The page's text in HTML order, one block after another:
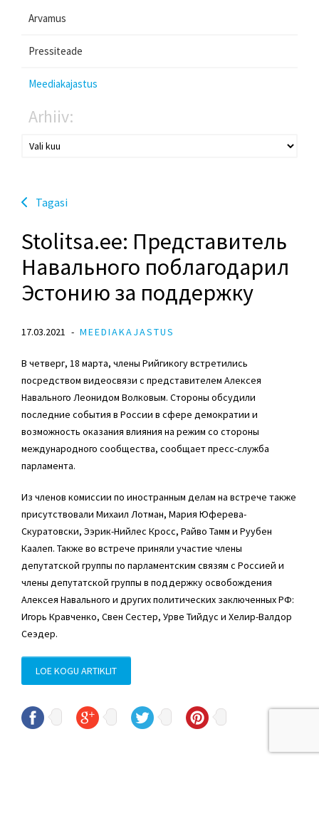
Arvamus
Pressiteade
Meediakajastus
Arhiiv:
Tagasi
Stolitsa.ee: Представитель
Навального поблагодарил
Эстонию за поддержку
17.03.2021 MEEDIAKAJASTUS
В четверг, 18 марта, члены Рийгикогу встретились
посредством видеосвязи с представителем Алексея
Навального Леонидом Волковым. Стороны обсудили
последние события в России в сфере демократии и
возможность оказания влияния на режим со стороны
международного сообщества, сообщает пресс-служба
парламента.
Из членов комиссии по иностранным делам на встрече также
присутствовали Михаил Лотман, Мария Юферева-
Скуратовски, Ээрик-Нийлес Кросс, Райво Тамм и Руубен
Каалеп. Также во встрече приняли участие члены
депутатской группы по парламентским связям с Россией и
члены депутатской группы в поддержку освобождения
Алексея Навального и других политических заключенных РФ:
Игорь Кравченко, Свен Сестер, Урве Тийдус и Хелир-Валдор
Сеэдер.
LOE KOGU ARTIKLIT